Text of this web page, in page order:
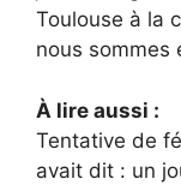
Toulouse à la
nous sommes
À lire aussi :
Tentative de
avait dit : un